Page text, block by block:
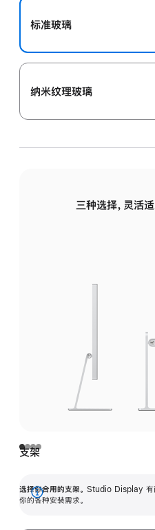
标准玻璃
纳米纹理玻璃
三种选择，灵活
支架
选择你合用的支架。 Studio Display 有
你的各种安装需求。
展